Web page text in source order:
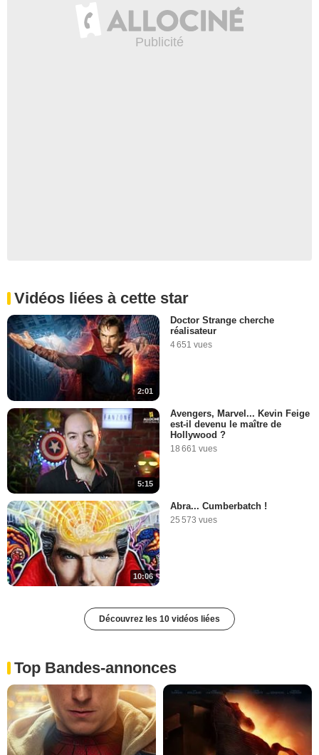
Vidéos liées à cette star
2:01
Doctor Strange cherche
réalisateur
4 651 vues
5:15
Avengers, Marvel... Kevin Feige
est-il devenu le maître de
Hollywood ?
18 661 vues
10:06
Abra... Cumberbatch !
25 573 vues
Découvrez les 10 vidéos liées
Top Bandes-annonces